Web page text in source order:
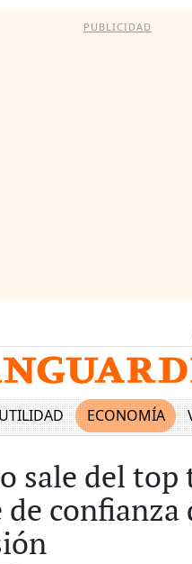
PUBLICIDAD
ECONOMÍA
sale del top
confianza